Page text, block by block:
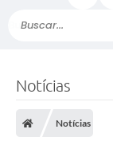
Buscar...
Notícias
Notícias